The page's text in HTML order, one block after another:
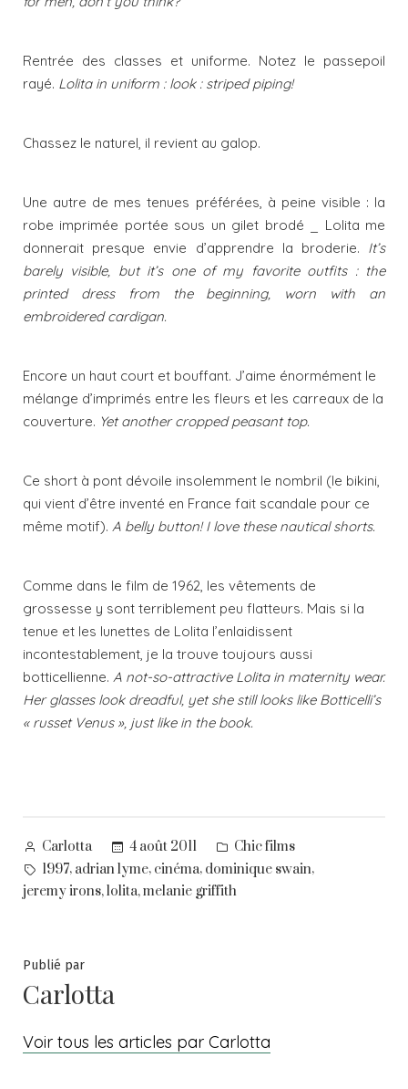
Rentrée des classes et uniforme. Notez le passepoil
rayé. Lolita in uniform : look : striped piping!
Chassez le naturel, il revient au galop.
Une autre de mes tenues préférées, à peine visible : la
robe imprimée portée sous un gilet brodé _ Lolita me
donnerait presque envie d’apprendre la broderie. It’s
barely visible, but it’s one of my favorite outfits : the
printed dress from the beginning, worn with an
embroidered cardigan.
Encore un haut court et bouffant. J’aime énormément le
mélange d’imprimés entre les fleurs et les carreaux de la
couverture. Yet another cropped peasant top.
Ce short à pont dévoile insolemment le nombril (le bikini,
qui vient d’être inventé en France fait scandale pour ce
même motif). A belly button! I love these nautical shorts.
Comme dans le film de 1962, les vêtements de
grossesse y sont terriblement peu flatteurs. Mais si la
tenue et les lunettes de Lolita l’enlaidissent
incontestablement, je la trouve toujours aussi
botticellienne. A not-so-attractive Lolita in maternity wear.
Her glasses look dreadful, yet she still looks like Botticelli’s
« russet Venus », just like in the book.
Posted
by
Carlotta 4 août 2011
Posted
in
Chic films
Tags:
1997, adrian lyme, cinéma, dominique swain,
jeremy irons,lolita,melanie griffith
Publié par
Carlotta
Voir tous les articles par Carlotta